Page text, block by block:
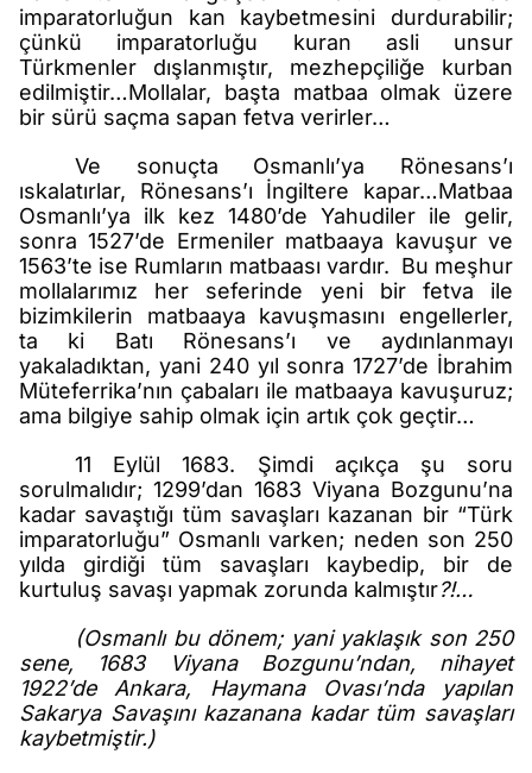
imparatorluğun kan kaybetmesini durdurabilir;
çünkü imparatorluğu kuran asli unsur
Türkmenler dışlanmıştır, mezhepçiliğe kurban
edilmiştir…Mollalar, başta matbaa olmak üzere
bir sürü saçma sapan fetva verirler…
Ve sonuçta Osmanlı’ya Rönesans’ı
ıskalatırlar, Rönesans’ı İngiltere kapar…Matbaa
Osmanlı’ya ilk kez 1480’de Yahudiler ile gelir,
sonra 1527’de Ermeniler matbaaya kavuşur ve
1563’te ise Rumların matbaası vardır. Bu meşhur
mollalarımız her seferinde yeni bir fetva ile
bizimkilerin matbaaya kavuşmasını engellerler,
ta ki Batı Rönesans’ı ve aydınlanmayı
yakaladıktan, yani 240 yıl sonra 1727’de İbrahim
Müteferrika’nın çabaları ile matbaaya kavuşuruz;
ama bilgiye sahip olmak için artık çok geçtir…
11 Eylül 1683. Şimdi açıkça şu soru
sorulmalıdır; 1299’dan 1683 Viyana Bozgunu’na
kadar savaştığı tüm savaşları kazanan bir “Türk
imparatorluğu” Osmanlı varken; neden son 250
yılda girdiği tüm savaşları kaybedip, bir de
kurtuluş savaşı yapmak zorunda kalmıştır?!…
(Osmanlı bu dönem; yani yaklaşık son 250
sene, 1683 Viyana Bozgunu’ndan, nihayet
1922’de Ankara, Haymana Ovası’nda yapılan
Sakarya Savaşını kazanana kadar tüm savaşları
kaybetmiştir.)